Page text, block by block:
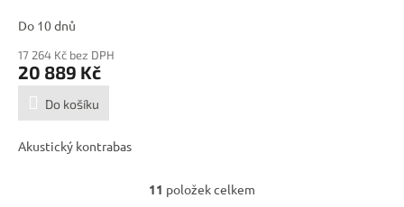
Do 10 dnů
17 264 Kč bez DPH
20 889 Kč
Do košíku
Akustický kontrabas
O
11 položek celkem